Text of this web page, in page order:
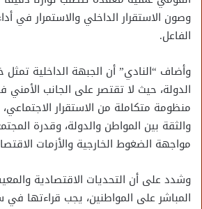
وصون الاستقرار الداخلي والاستمرار في
الفاعل.
وأضاف “النادي” أن الجبهة الداخلية
الدولة، حيث لا تقتصر على الجانب
منظومة متكاملة من الاستقرار
والثقة بين المواطن والدولة، وقدرة
مواجهة الضغوط الخارجية والأزمات
وشدد على أن التحديات الاقتصادية
المباشر على المواطنين، يجب قراءتها